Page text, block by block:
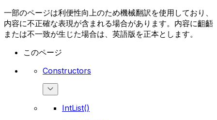
一部のページは利便性向上のため機械翻訳を使用しており、
内容に不正確な表現が含まれる場合があります。内容に齟齬
または不一致が生じた場合は、英語版を正本とします。
このページ
Constructors
IntList()